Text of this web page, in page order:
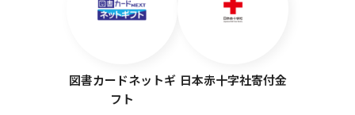
図書カードネットギ
フト
日本赤十字社寄付金